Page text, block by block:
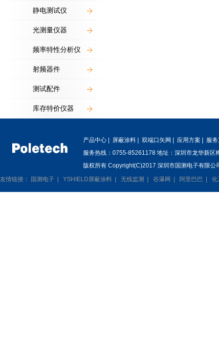
静电测试仪
光测量仪器
频率特性分析仪
射频器件
测试配件
库存特价仪器
产品中心 屏蔽涂料 双端口矢网 应用方案
服
服务热线：0755-85261178 地址：深圳市龙华新区
版权所有 Copyright(C)2017 深圳市国测电子有限公
友情链接：
国测电子 YSHIELD屏蔽涂料 无线监测 谷瀑网 阿里巴巴 化